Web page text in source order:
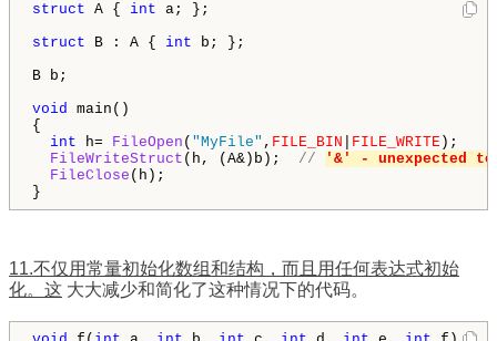
struct A { int a; };
struct B : A { int b; };
B b;
void main()
{
int h= FileOpen ( "MyFile" , FILE_BIN FILE_WRITE );
FileWriteStruct (h, (A&)b); //
'&' - unexpected
FileClose (h);
}
11.不仅用常量初始化数组和结构，而且用任何表达式初始
化。这 大大减少和简化了这种情况下的代码。